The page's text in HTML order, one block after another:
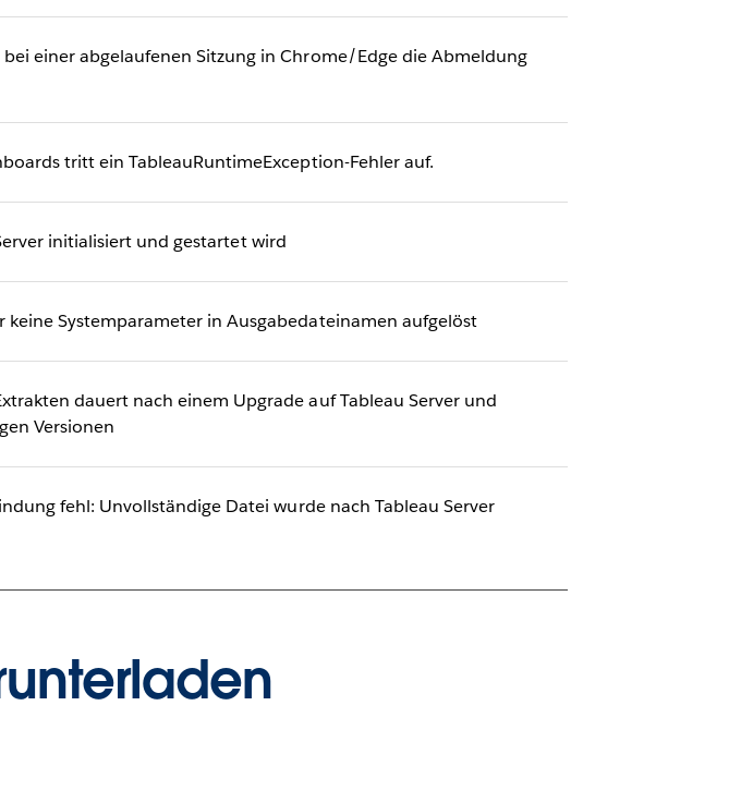
einer abgelaufenen Sitzung in Chrome/Edge die Abmeldung
tritt ein TableauRuntimeException-Fehler auf.
initialisiert und gestartet wird
Systemparameter in Ausgabedateinamen aufgelöst
dauert nach einem Upgrade auf Tableau Server und
Versionen
fehl: Unvollständige Datei wurde nach Tableau Server